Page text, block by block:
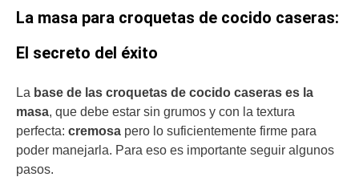
La masa para croquetas de cocido caseras:
El secreto del éxito
La base de las croquetas de cocido caseras es la
masa, que debe estar sin grumos y con la textura
perfecta: cremosa pero lo suficientemente firme para
poder manejarla. Para eso es importante seguir algunos
pasos.